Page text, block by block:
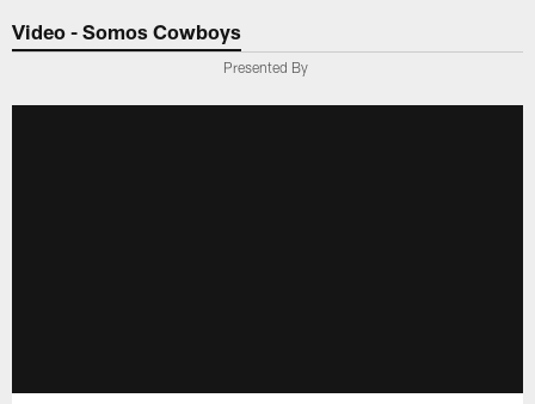
Video - Somos Cowboys
Presented By